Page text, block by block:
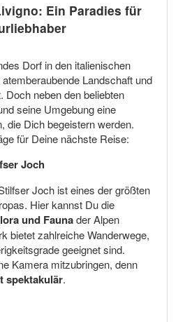
Ein Paradies für
Dorf in den italienischen
Landschaft und
Doch neben den beliebten
seine Umgebung eine
die Dich begeistern werden.
für Deine nächste Reise:
Joch
Joch ist eines der größten
Hier kannst Du die
und Faunader Alpen
bietet zahlreiche Wanderwege,
geeignet sind.
Kamera mitzubringen, denn
spektakulär.